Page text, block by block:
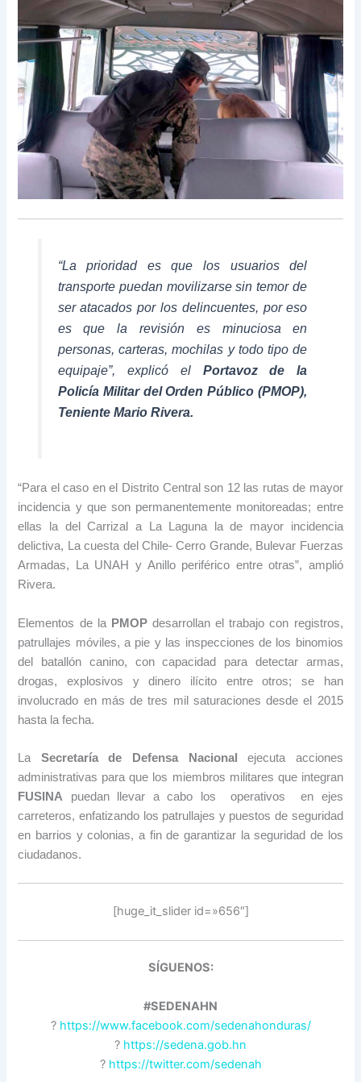
“La prioridad es que los usuarios del
transporte puedan movilizarse sin temor de
ser atacados por los delincuentes, por eso
es que la revisión es minuciosa en
personas, carteras, mochilas y todo tipo de
equipaje”, explicó el Portavoz de la
Policía Militar del Orden Público (PMOP),
Teniente Mario Rivera.
“Para el caso en el Distrito Central son 12 las rutas de mayor
incidencia y que son permanentemente monitoreadas; entre
ellas la del Carrizal a La Laguna la de mayor incidencia
delictiva, La cuesta del Chile- Cerro Grande, Bulevar Fuerzas
Armadas, La UNAH y Anillo periférico entre otras”, amplió
Rivera.
Elementos de la PMOPdesarrollan el trabajo con registros,
patrullajes móviles, a pie y las inspecciones de los binomios
del batallón canino, con capacidad para detectar armas,
drogas, explosivos y dinero ilícito entre otros; se han
involucrado en más de tres mil saturaciones desde el 2015
hasta la fecha.
La Secretaría de Defensa Nacional
ejecuta acciones
administrativas para que los miembros militares que integran
FUSINA puedan llevar a cabo los operativos en ejes
carreteros, enfatizando los patrullajes y puestos de seguridad
en barrios y colonias, a fin de garantizar la seguridad de los
ciudadanos.
[huge_it_slider id=»656″]
SÍGUENOS:
#SEDENAHN
? https://www.facebook.com/sedenahonduras/
? https://sedena.gob.hn
? https://twitter.com/sedenah